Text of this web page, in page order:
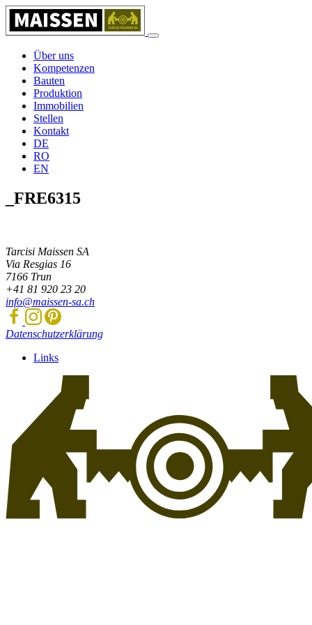
Über uns
Kompetenzen
Bauten
Produktion
Immobilien
Stellen
Kontakt
DE
RO
EN
_FRE6315
Tarcisi Maissen SA
Via Resgias 16
7166 Trun
+41 81 920 23 20
info@maissen-sa.ch
Datenschutzerklärung
Links